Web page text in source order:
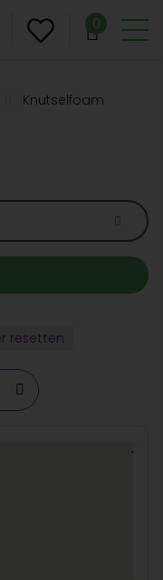
0
Knutselfoam
resetten